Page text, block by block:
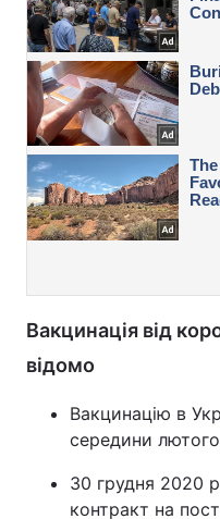
Вакцинація від
відомо
Вакцинацію в
середини
30 грудня 2020
контракт на